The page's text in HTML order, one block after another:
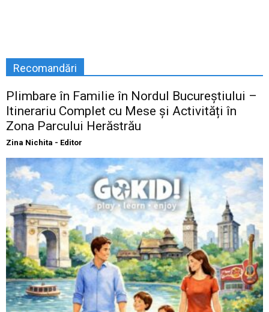
Recomandări
Plimbare în Familie în Nordul Bucureștiului –
Itinerariu Complet cu Mese și Activități în
Zona Parcului Herăstrău
Zina Nichita - Editor